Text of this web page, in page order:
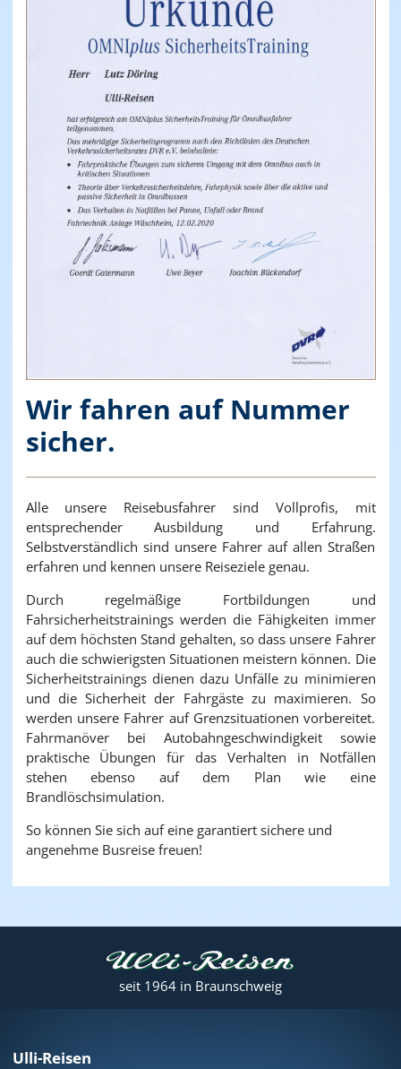
Wir fahren auf Nummer
sicher.
Alle unsere Reisebusfahrer sind Vollprofis, mit
entsprechender Ausbildung und Erfahrung.
Selbstverständlich sind unsere Fahrer auf allen Straßen
erfahren und kennen unsere Reiseziele genau.
Durch regelmäßige Fortbildungen und
Fahrsicherheitstrainings werden die Fähigkeiten immer
auf dem höchsten Stand gehalten, so dass unsere Fahrer
auch die schwierigsten Situationen meistern können. Die
Sicherheitstrainings dienen dazu Unfälle zu minimieren
und die Sicherheit der Fahrgäste zu maximieren. So
werden unsere Fahrer auf Grenzsituationen vorbereitet.
Fahrmanöver bei Autobahngeschwindigkeit sowie
praktische Übungen für das Verhalten in Notfällen
stehen ebenso auf dem Plan wie eine
Brandlöschsimulation.
So können Sie sich auf eine garantiert sichere und
angenehme Busreise freuen!
seit 1964 in Braunschweig
Ulli-Reisen